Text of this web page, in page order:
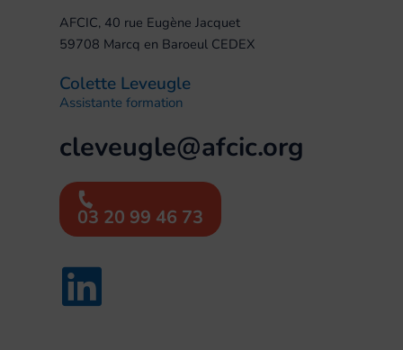
AFCIC, 40 rue Eugène Jacquet
59708 Marcq en Baroeul CEDEX
Colette Leveugle
Assistante formation
cleveugle@afcic.org
03 20 99 46 73